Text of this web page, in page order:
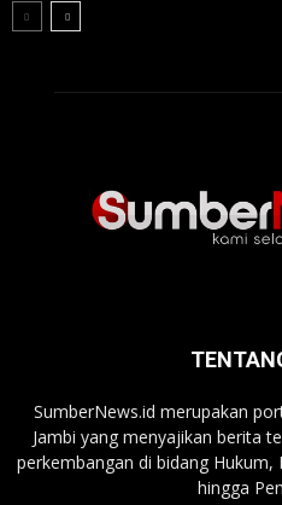
SumberNews.id merupakan
Jambi yang menyajikan berita
perkembangan di bidang
hingga